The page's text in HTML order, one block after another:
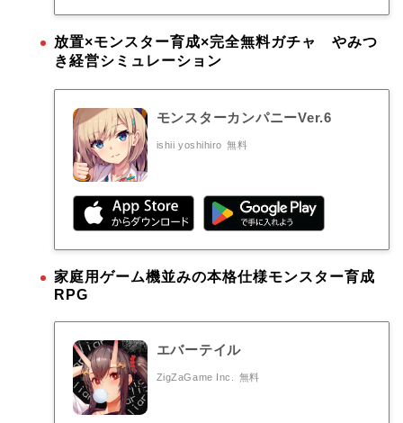
放置×モンスター育成×完全無料ガチャ やみつ
き経営シミュレーション
モンスターカンパニーVer.6
ishii yoshihiro 無料
家庭用ゲーム機並みの本格仕様モンスター育成
RPG
エバーテイル
ZigZaGame Inc. 無料